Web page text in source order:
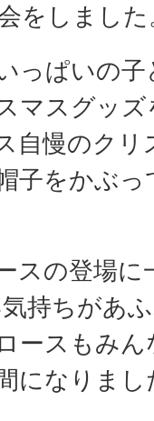
をしました
っぱいの
マスグッ
自慢のク
子をかぶ
スの登場に
持ちがあ
ースもみ
になりまし